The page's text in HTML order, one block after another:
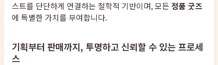
스트를 단단하게 연결하는 철학적 기반이며, 모든 정품 굿즈
에 특별한 가치를 부여합니다.
기획부터 판매까지, 투명하고 신뢰할 수 있는 프로세
스